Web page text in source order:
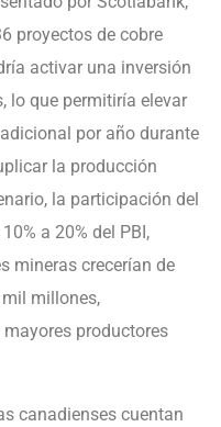
proyectos de cobre
activar una inversión
lo que permitiría elevar
por año durante
la producción
la participación del
a 20% del PBI,
mineras crecerían de
millones,
productores
canadienses cuentan